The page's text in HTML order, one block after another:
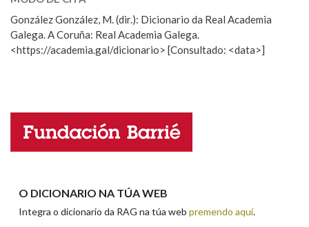
ESCOLLE UNHA OPCIÓN:
Observación Hai un erro na palabra
Propoño mellorar a definición
Nome
González González, M. (dir.): Dicionario da Real Academia
Galega. A Coruña: Real Academia Galega.
<https://academia.gal/dicionario> [Consultado: <data>]
O DICIONARIO NA TÚA WEB
Integra o dicionario da RAG na túa web premendo aquí.